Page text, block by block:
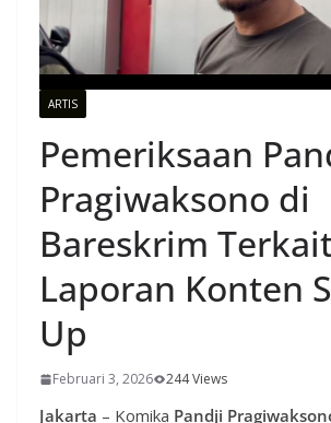
ARTIS
Pemeriksaan
Pragiwaksono di
Bareskrim
Laporan Konten
Up
Februari 3, 2026 244 Views
Jakarta – Komika Pandji